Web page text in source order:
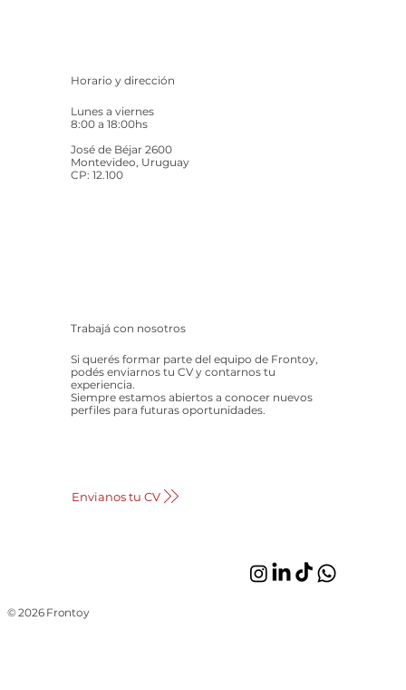
© 2026 Frontoy
Horario y dirección
Lunes a viernes
8:00 a 18:00hs
José de Béjar 2600
Montevideo, Uruguay
CP: 12.100
Trabajá con nosotros
Si querés formar parte del equipo de Frontoy,
podés enviarnos tu CV y contarnos tu
experiencia.
Siempre estamos abiertos a conocer nuevos
perfiles para futuras oportunidades.
Envianos tu CV